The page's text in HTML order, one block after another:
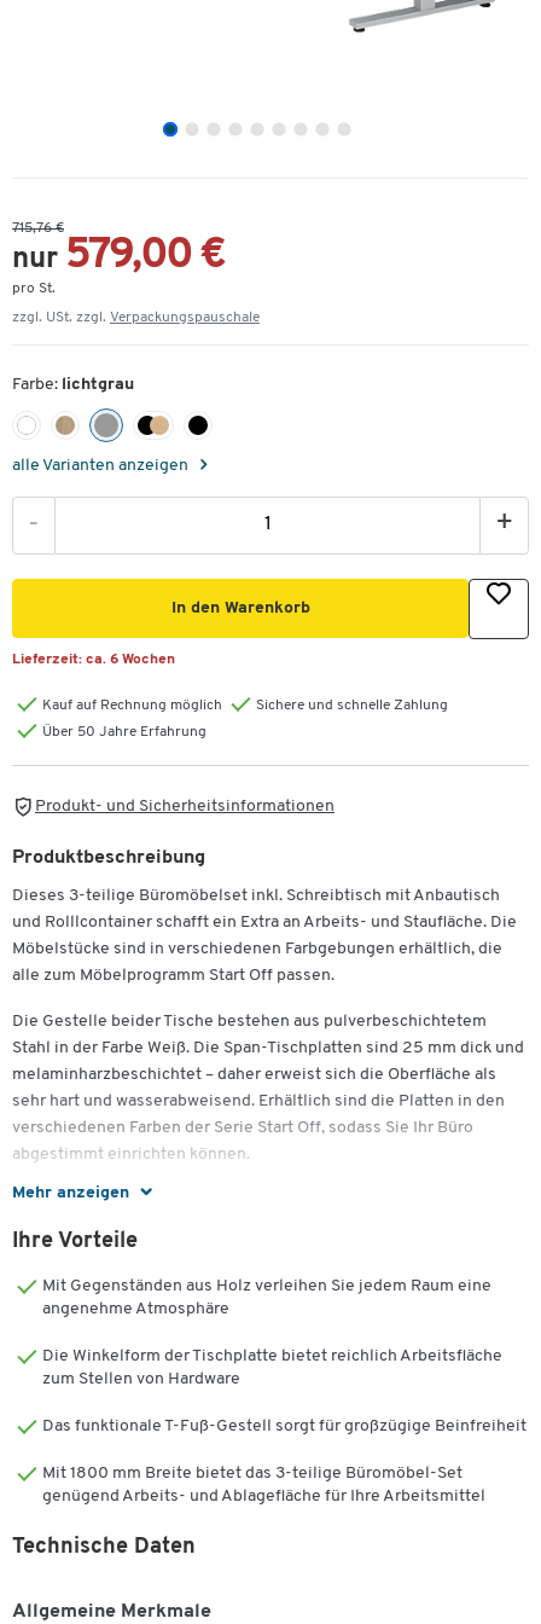
715,76 €
nur 579,00 €
pro St.
zzgl. USt. zzgl. Verpackungspauschale
Farbe: lichtgrau
alle Varianten anzeigen
- +
In den Warenkorb
Lieferzeit: ca. 6 Wochen
Kauf auf Rechnung möglich
Sichere und schnelle Zahlung
Über 50 Jahre Erfahrung
Produkt- und Sicherheitsinformationen
Mehr anzeigen
Produktbeschreibung
Dieses 3-teilige Büromöbelset inkl. Schreibtisch mit Anbautisch
und Rolllcontainer schafft ein Extra an Arbeits- und Staufläche. Die
Möbelstücke sind in verschiedenen Farbgebungen erhältlich, die
alle zum Möbelprogramm Start Off passen.
Die Gestelle beider Tische bestehen aus pulverbeschichtetem
Stahl in der Farbe Weiß. Die Span-Tischplatten sind 25 mm dick und
melaminharzbeschichtet – daher erweist sich die Oberfläche als
sehr hart und wasserabweisend. Erhältlich sind die Platten in den
verschiedenen Farben der Serie Start Off, sodass Sie Ihr Büro
abgestimmt einrichten können.
Den Anbautisch können Sie ganz nach Belieben am Schreibtisch
befestigen, entweder als Verlängerung oder als Rechteckelement.
Bodenausgleichsschrauben sorgen dafür, dass der Tisch auch bei
Bodenunebenheiten stabil steht. Die Maße des Schreibtisches
735 mm groß.
Rollcontainer mit 3 Schubladen und Untensilienauszug. Dieser
erweitert Ihr Büromöbelset um eine Stauraumkomponente.
Ihre Vorteile
Mit Gegenständen aus Holz verleihen Sie jedem Raum eine
angenehme Atmosphäre
Die Winkelform der Tischplatte bietet reichlich Arbeitsfläche
zum Stellen von Hardware
Das funktionale T-Fuß-Gestell sorgt für großzügige Beinfreiheit
Mit 1800 mm Breite bietet das 3-teilige Büromöbel-Set
genügend Arbeits- und Ablagefläche für Ihre Arbeitsmittel
Technische Daten
Allgemeine Merkmale